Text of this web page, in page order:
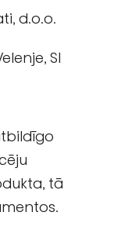
d.o.o.
Sl
tā